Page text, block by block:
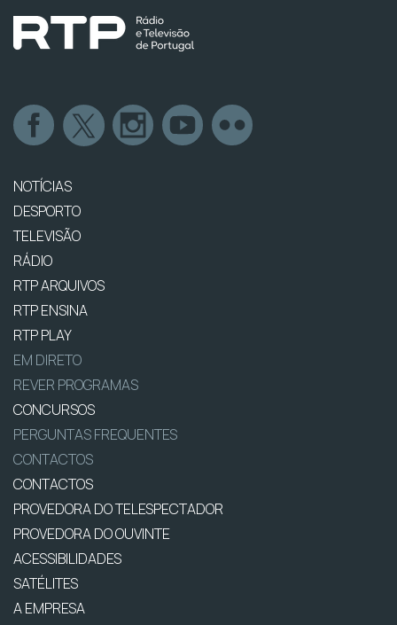
NOTÍCIAS
DESPORTO
TELEVISÃO
RÁDIO
RTP ARQUIVOS
RTP ENSINA
RTP PLAY
EM DIRETO
REVER PROGRAMAS
CONCURSOS
PERGUNTAS FREQUENTES
CONTACTOS
CONTACTOS
PROVEDORA DO TELESPECTADOR
PROVEDORA DO OUVINTE
ACESSIBILIDADES
SATÉLITES
A EMPRESA